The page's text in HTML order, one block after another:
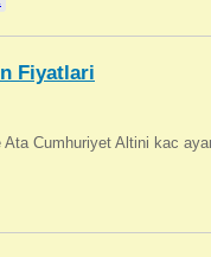
Fiyatlari
Cumhuriyet Altini kac